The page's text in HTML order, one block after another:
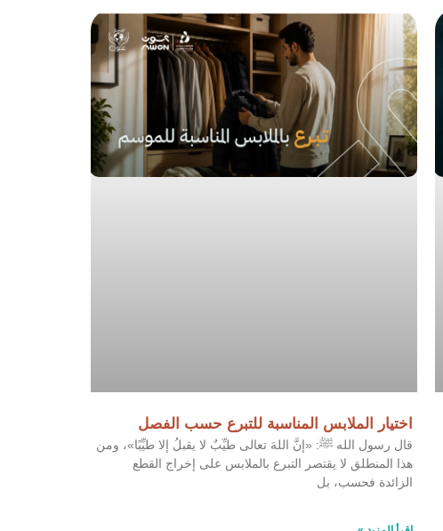
اختيار الملابس المناسبة للتبرع حسب الفصل
قال رسول الله ﷺ: «إنَّ اللهَ تعالى طيِّبٌ لا يقبلُ إلا طيِّبًا»، ومن
هذا المنطلق لا يقتصر التبرع بالملابس على إخراج القطع
الزائدة فحسب، بل